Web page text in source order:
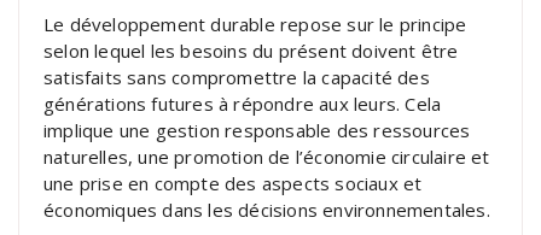
Le développement durable repose sur le principe
selon lequel les besoins du présent doivent être
satisfaits sans compromettre la capacité des
générations futures à répondre aux leurs. Cela
implique une gestion responsable des ressources
naturelles, une promotion de l’économie circulaire et
une prise en compte des aspects sociaux et
économiques dans les décisions environnementales.